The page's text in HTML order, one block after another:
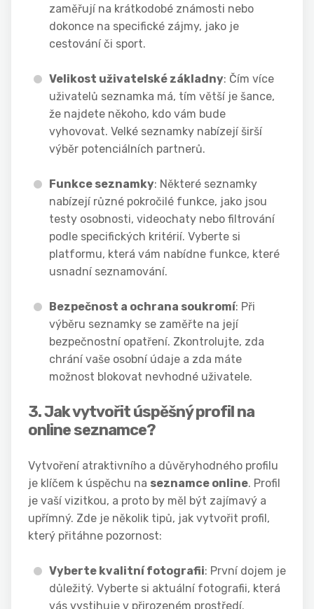
zaměřují na krátkodobé známosti nebo
dokonce na specifické zájmy, jako je
cestování či sport.
Velikost uživatelské základny: Čím více
uživatelů seznamka má, tím větší je šance,
že najdete někoho, kdo vám bude
vyhovovat. Velké seznamky nabízejí širší
výběr potenciálních partnerů.
Funkce seznamky: Některé seznamky
nabízejí různé pokročilé funkce, jako jsou
testy osobnosti, videochaty nebo filtrování
podle specifických kritérií. Vyberte si
platformu, která vám nabídne funkce, které
usnadní seznamování.
Bezpečnost a ochrana soukromí: Při
výběru seznamky se zaměřte na její
bezpečnostní opatření. Zkontrolujte, zda
chrání vaše osobní údaje a zda máte
možnost blokovat nevhodné uživatele.
3. Jak vytvořit úspěšný profil na
online seznamce?
Vytvoření atraktivního a důvěryhodného profilu
je klíčem k úspěchu na seznamce online. Profil
je vaší vizitkou, a proto by měl být zajímavý a
upřímný. Zde je několik tipů, jak vytvořit profil,
který přitáhne pozornost:
Vyberte kvalitní fotografii: První dojem je
důležitý. Vyberte si aktuální fotografii, která
vás vystihuje v přirozeném prostředí.